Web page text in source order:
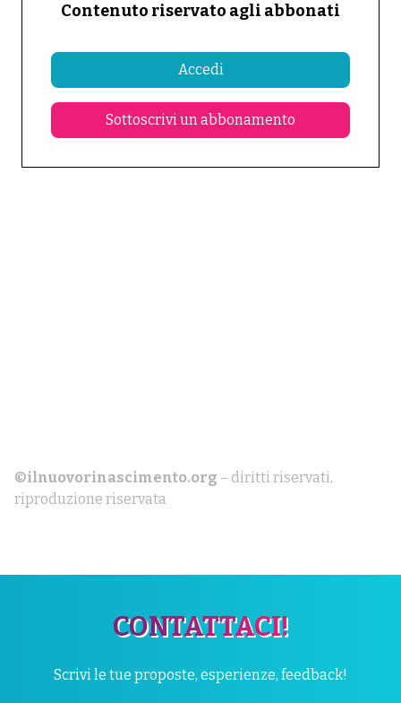
Contenuto riservato agli abbonati
Accedi
Sottoscrivi un abbonamento
©ilnuovorinascimento.org – diritti riservati,
riproduzione riservata
CONTATTACI!
Scrivi le tue proposte, esperienze, feedback!